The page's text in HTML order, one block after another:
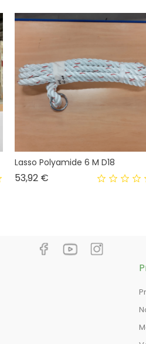
Lasso Polyamide 6 M D18
53,92 €Prix